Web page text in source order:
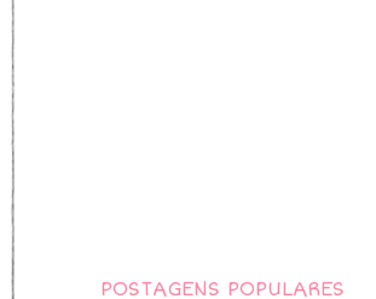
POSTAGENS POPULARES